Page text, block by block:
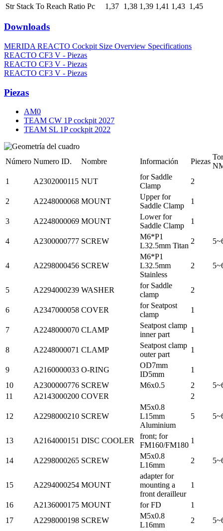
Str Stack To Reach Ratio Pc
1,37 1,38 1,39 1,41 1,43 1,45
Downloads
MERIDA REACTO Cockpit Size Overview Specifications
REACTO CF3 V - Piezas
REACTO CF3 V - Piezas
REACTO CF3 V - Piezas
Piezas
AM0
TEAM CW 1P cockpit 2027
TEAM SL 1P cockpit 2022
Número Numero ID. Nombre Información Piezas
1
A2302000115 NUT
for Saddle
Clamp
2
2 A2248000068 MOUNT
Upper for
Saddle Clamp
1
3 A2248000069 MOUNT
Lower for
Saddle Clamp
1
4 A2300000777 SCREW
M6*P1
L32.5mm Titan
2
4 A2298000456 SCREW
M6*P1
L32.5mm
Stainless
2
5 A2294000239 WASHER
for Saddle
clamp
2
6 A2347000058 COVER
for Seatpost
clamp
1
7 A2248000070 CLAMP
Seatpost clamp
inner part
1
8 A2248000071 CLAMP
Seatpost clamp
outer part
1
9 A2160000033 O-RING
OD7mm
ID5mm
1
10
A2300000776 SCREW M6x0.5 2
11
A2143000200 COVER 2
12 A2298000210 SCREW
M5x0.8
L15mm
Aluminium
5
13 A2164000151 DISC COOLER
front; for
FM160/FM180
1
14 A2298000265 SCREW
M5x0.8
L16mm
2
15 A2294000254 MOUNT
adapter for
mounting a
front derailleur
1
16 A2136000175 MOUNT for FD
1
17
A2298000198 SCREW
M5x0.8
L16mm
2